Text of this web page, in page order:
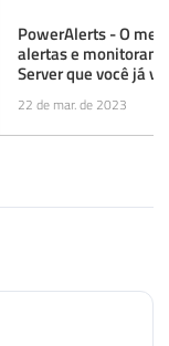
PowerAlerts - O
alertas e
Server que você já
22 de mar. de 2023